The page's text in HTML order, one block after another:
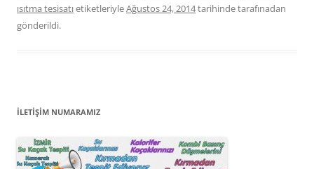
ısıtma tesisatıetiketleriyleAğustos 24, 2014tarihindetarafınadan
gönderildi.
İLETİŞİM NUMARAMIZ